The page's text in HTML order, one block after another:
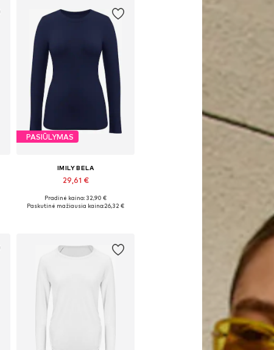
PASIŪLYMAS
IMILY BELA
29,61 €
Galimi dydžiai: S, M, L, XL
Pradinė kaina: 32,90 €
Paskutinė mažiausia kaina:26,32 €